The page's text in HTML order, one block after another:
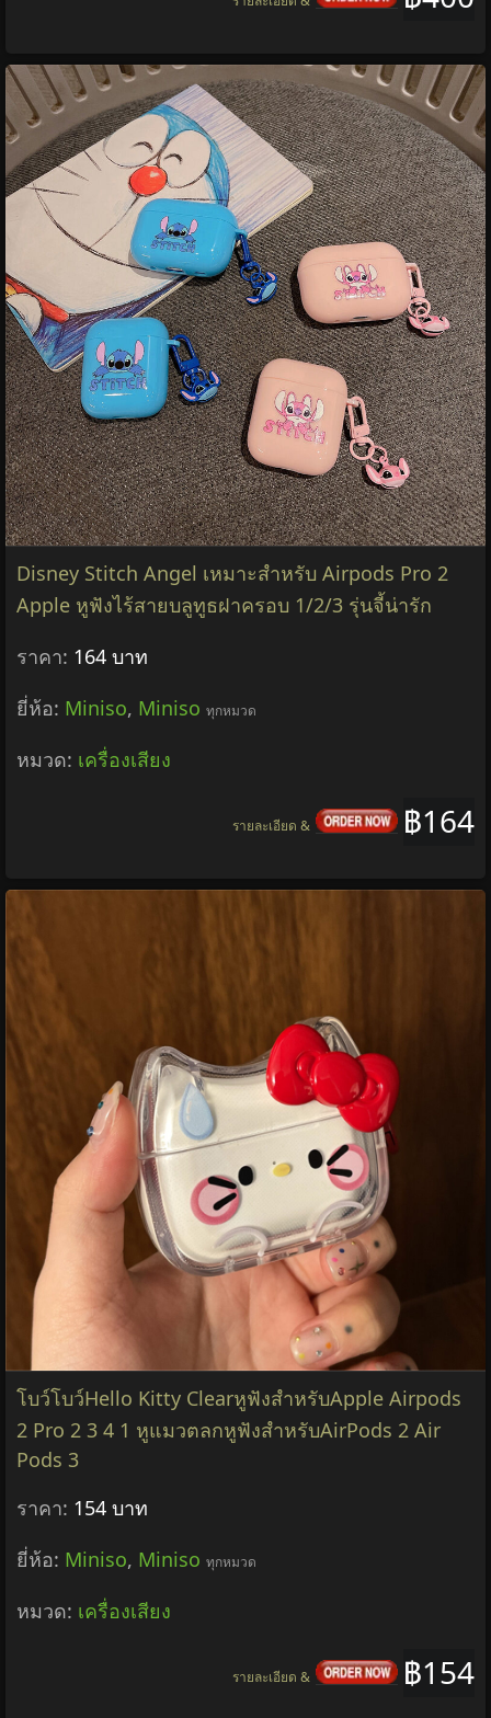
Disney Stitch Angel เหมาะสําหรับ Airpods Pro 2
Apple หูฟังไร้สายบลูทูธฝาครอบ 1/2/3 รุ่นจี้น่ารัก
ราคา: 164 บาท
ยี่ห้อ: Miniso, Miniso ทุกหมวด
หมวด: เครื่องเสียง
฿164
รายละเอียด &
โบว์โบว์Hello Kitty ClearหูฟังสําหรับApple Airpods
2 Pro 2 3 4 1 หูแมวตลกหูฟังสําหรับAirPods 2 Air
Pods 3
ราคา: 154 บาท
ยี่ห้อ: Miniso, Miniso ทุกหมวด
หมวด: เครื่องเสียง
฿154
รายละเอียด &